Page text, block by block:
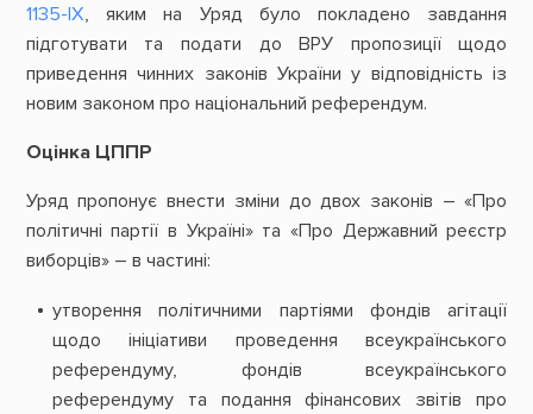
1135-IX, яким на Уряд було покладено завдання
підготувати та подати до ВРУ пропозиції щодо
приведення чинних законів України у відповідність із
новим законом про національний референдум.
Оцінка ЦППР
Уряд пропонує внести зміни до двох законів – «Про
політичні партії в Україні» та «Про Державний реєстр
виборців» – в частині:
утворення політичними партіями фондів агітації
щодо ініціативи проведення всеукраїнського
референдуму, фондів всеукраїнського
референдуму та подання фінансових звітів про